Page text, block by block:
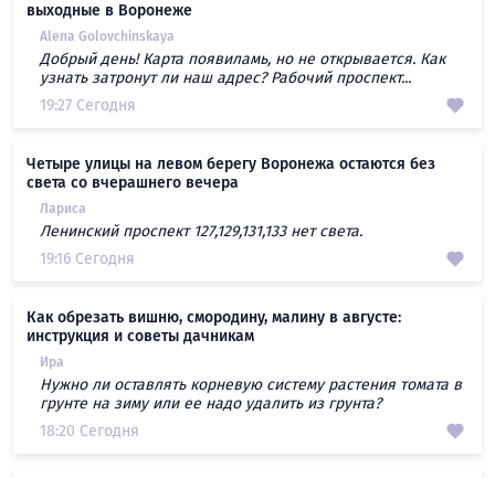
выходные в Воронеже
Alena Golovchinskaya
Добрый день! Карта появиламь, но не открывается. Как
узнать затронут ли наш адрес? Рабочий проспект...
19:27 Сегодня
Четыре улицы на левом берегу Воронежа остаются без
света со вчерашнего вечера
Лариса
Ленинский проспект 127,129,131,133 нет света.
19:16 Сегодня
Как обрезать вишню, смородину, малину в августе:
инструкция и советы дачникам
Ира
Нужно ли оставлять корневую систему растения томата в
грунте на зиму или ее надо удалить из грунта?
18:20 Сегодня